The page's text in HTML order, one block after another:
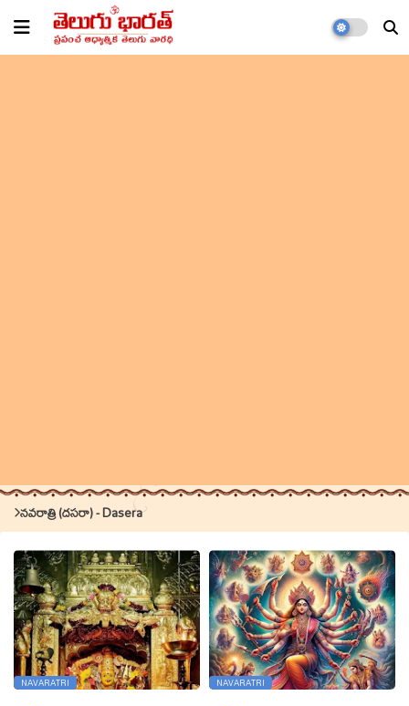
నవరాత్రి (దసరా) - Dasera
NAVARATRI NAVARATRI